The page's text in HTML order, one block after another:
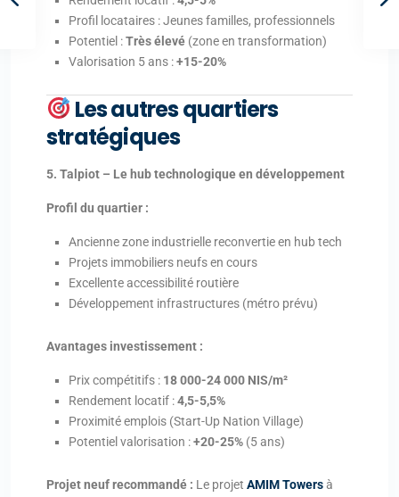
Profil locataires : Jeunes familles, professionnels
Potentiel :Très élevé (zone en transformation)
Valorisation 5 ans :+15-20%
Les autres quartiers
stratégiques
5. Talpiot – Le hub technologique en développement
Profil du quartier :
Ancienne zone industrielle reconvertie en hub tech
Projets immobiliers neufs en cours
Excellente accessibilité routière
Développement infrastructures (métro prévu)
Avantages investissement :
Prix compétitifs : 18 000-24 000 NIS/m²
Rendement locatif :4,5-5,5%
Proximité emplois (Start-Up Nation Village)
Potentiel valorisation :+20-25% (5 ans)
Projet neuf recommandé : Le projet AMIM Towersà